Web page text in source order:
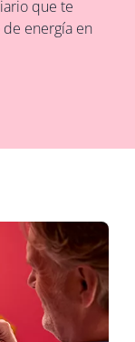
que te
energía en